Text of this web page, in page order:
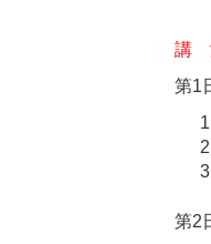
講
第1
第2